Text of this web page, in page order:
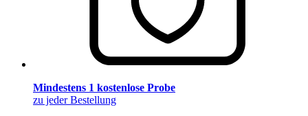
Mindestens 1 kostenlose Probe
zu jeder Bestellung